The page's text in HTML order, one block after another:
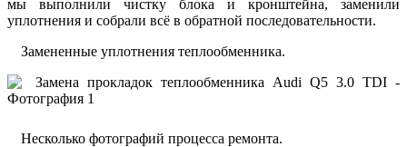
мы выполнили чистку блока и кронштейна, заменили
уплотнения и собрали всё в обратной последовательности.
Замененные уплотнения теплообменника.
Несколько фотографий процесса ремонта.